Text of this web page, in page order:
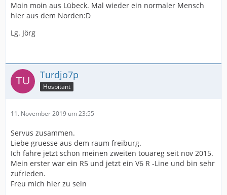
Moin moin aus Lübeck. Mal wieder ein normaler Mensch
hier aus dem Norden:D
Lg. Jörg
Turdjo7p
Hospitant
11. November 2019 um 23:55
Servus zusammen.
Liebe gruesse aus dem raum freiburg.
Ich fahre jetzt schon meinen zweiten touareg seit nov 2015.
Mein erster war ein R5 und jetzt ein V6 R -Line und bin sehr
zufrieden.
Freu mich hier zu sein